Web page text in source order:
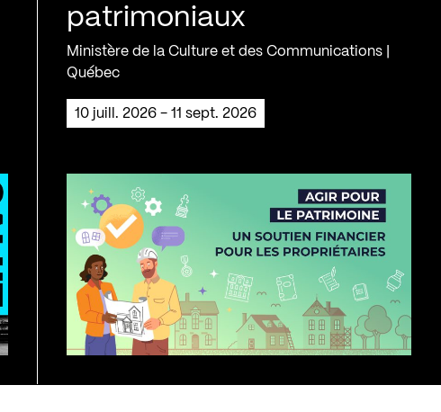
patrimoniaux
Ministère de la Culture et des Communications |
Québec
10 juill. 2026 - 11 sept. 2026